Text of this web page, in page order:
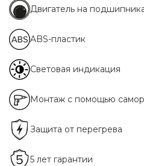
Двигатель на
ABS-пластик
Световая индикация
Монтаж с помощью
Защита от перегрева
5 лет гарантии